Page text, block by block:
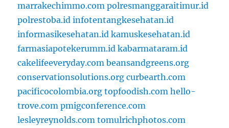
marrakechimmo.com polresmanggaraitimur.id
polrestoba.id infotentangkesehatan.id
informasikesehatan.id kamuskesehatan.id
farmasiapotekerumm.id kabarmataram.id
cakelifeeveryday.com beansandgreens.org
conservationsolutions.org curbearth.com
pacificocolombia.org topfoodish.com hello-
trove.com pmigconference.com
lesleyreynolds.com tomulrichphotos.com